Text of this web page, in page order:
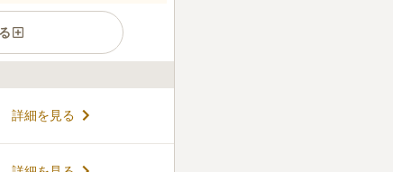
など、多彩なニーズに応
のタイプもおひとり様だ
詳細を見る